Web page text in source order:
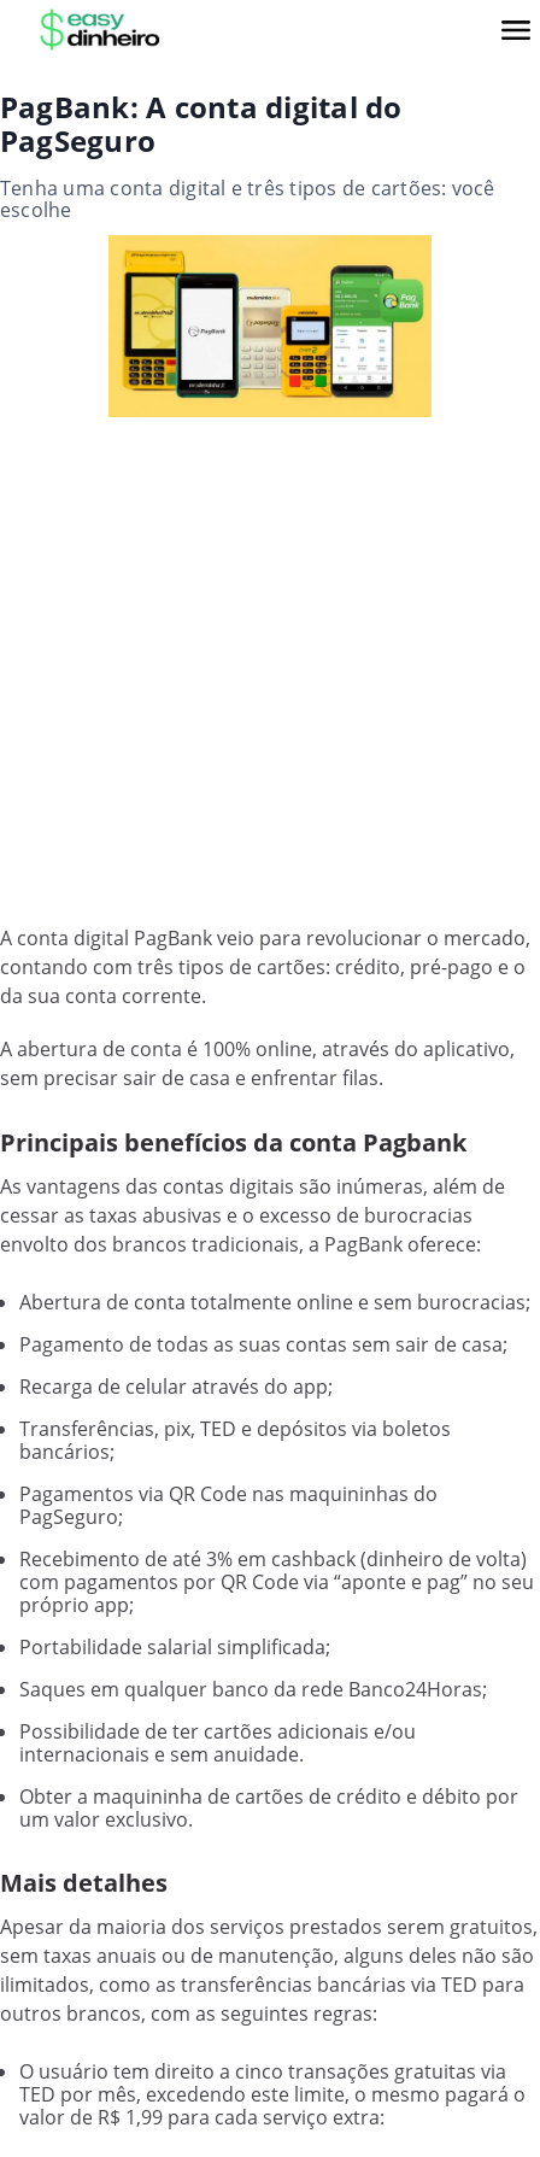
PagBank: A conta digital do
PagSeguro
Tenha uma conta digital e três tipos de cartões: você
escolhe
A conta digital PagBank veio para revolucionar o mercado,
contando com três tipos de cartões: crédito, pré-pago e o
da sua conta corrente.
A abertura de conta é 100% online, através do aplicativo,
sem precisar sair de casa e enfrentar filas.
Principais benefícios da conta Pagbank
As vantagens das contas digitais são inúmeras, além de
cessar as taxas abusivas e o excesso de burocracias
envolto dos brancos tradicionais, a PagBank oferece:
Abertura de conta totalmente online e sem burocracias;
Pagamento de todas as suas contas sem sair de casa;
Recarga de celular através do app;
Transferências, pix, TED e depósitos via boletos
bancários;
Pagamentos via QR Code nas maquininhas do
PagSeguro;
Recebimento de até 3% em cashback (dinheiro de volta)
com pagamentos por QR Code via “aponte e pag” no seu
próprio app;
Portabilidade salarial simplificada;
Saques em qualquer banco da rede Banco24Horas;
Possibilidade de ter cartões adicionais e/ou
internacionais e sem anuidade.
Obter a maquininha de cartões de crédito e débito por
um valor exclusivo.
Mais detalhes
Apesar da maioria dos serviços prestados serem gratuitos,
sem taxas anuais ou de manutenção, alguns deles não são
ilimitados, como as transferências bancárias via TED para
outros brancos, com as seguintes regras:
O usuário tem direito a cinco transações gratuitas via
TED por mês, excedendo este limite, o mesmo pagará o
valor de R$ 1,99 para cada serviço extra: